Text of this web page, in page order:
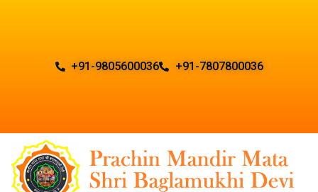
+91-9805600036 +91-7807800036